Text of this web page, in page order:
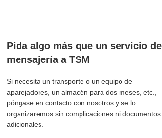
Pida algo más que un servicio de
mensajería a TSM
Si necesita un transporte o un equipo de
aparejadores, un almacén para dos meses, etc.,
póngase en contacto con nosotros y se lo
organizaremos sin complicaciones ni documentos
adicionales.